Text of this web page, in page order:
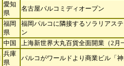
愛知
県
名古屋パルコミディオープン
福岡
県
福岡パルコに隣接するソラリアス
ン
中国 上海新世界大丸百貨全面開業（2月
兵庫
県
パルコがワールドより商業ビル「